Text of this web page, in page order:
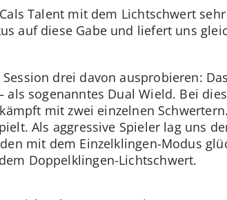
Talent mit dem Lichtschwert
auf diese Gabe und liefert uns
drei davon ausprobieren:
als sogenanntes Dual Wield. Bei
mit zwei einzelnen
Als aggressive Spieler lag uns
mit dem Einzelklingen-Modus
Doppelklingen-Lichtschwert.